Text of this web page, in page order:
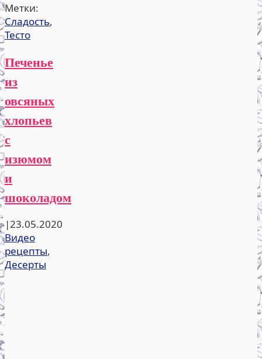
Метки:
Сладость,
Тесто
Печенье
из
овсяных
хлопьев
с
изюмом
и
шоколадом
|23.05.2020
Видео
рецепты,
Десерты